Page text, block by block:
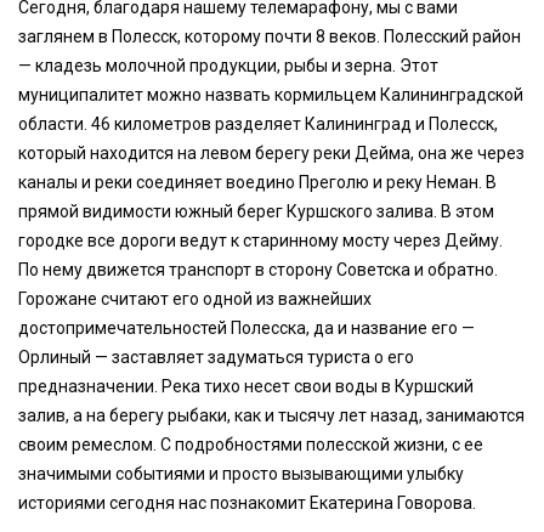
Сегодня, благодаря нашему телемарафону, мы с вами
заглянем в Полесск, которому почти 8 веков. Полесский район
— кладезь молочной продукции, рыбы и зерна. Этот
муниципалитет можно назвать кормильцем Калининградской
области. 46 километров разделяет Калининград и Полесск,
который находится на левом берегу реки Дейма, она же через
каналы и реки соединяет воедино Преголю и реку Неман. В
прямой видимости южный берег Куршского залива. В этом
городке все дороги ведут к старинному мосту через Дейму.
По нему движется транспорт в сторону Советска и обратно.
Горожане считают его одной из важнейших
достопримечательностей Полесска, да и название его —
Орлиный — заставляет задуматься туриста о его
предназначении. Река тихо несет свои воды в Куршский
залив, а на берегу рыбаки, как и тысячу лет назад, занимаются
своим ремеслом. С подробностями полесской жизни, с ее
значимыми событиями и просто вызывающими улыбку
историями сегодня нас познакомит Екатерина Говорова.